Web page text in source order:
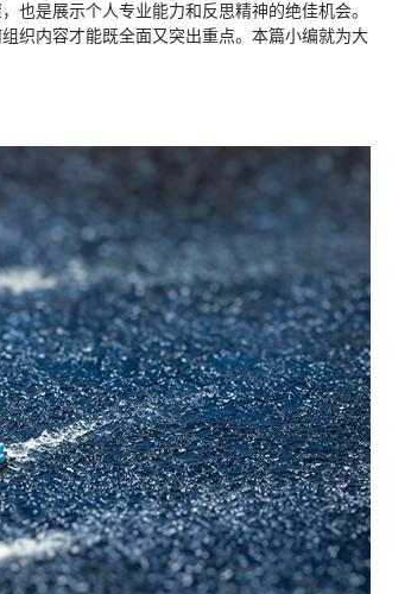
也是展示个人专业能力和反思精神的绝佳机会。
织内容才能既全面又突出重点。本篇小编就为大